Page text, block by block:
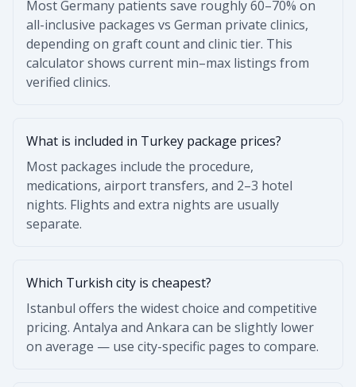
Most Germany patients save roughly 60–70% on
all-inclusive packages vs German private clinics,
depending on graft count and clinic tier. This
calculator shows current min–max listings from
verified clinics.
What is included in Turkey package prices?
Most packages include the procedure,
medications, airport transfers, and 2–3 hotel
nights. Flights and extra nights are usually
separate.
Which Turkish city is cheapest?
Istanbul offers the widest choice and competitive
pricing. Antalya and Ankara can be slightly lower
on average — use city-specific pages to compare.